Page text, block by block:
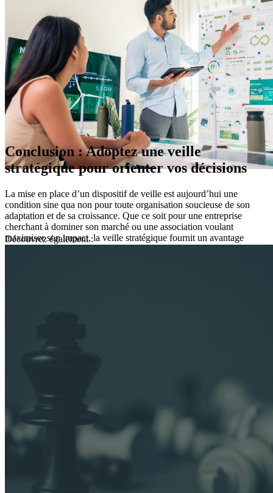
Conclusion : Adoptez une veille
stratégique pour orienter vos décisions
La mise en place d’un dispositif de veille est aujourd’hui une
condition sine qua non pour toute organisation soucieuse de son
adaptation et de sa croissance. Que ce soit pour une entreprise
cherchant à dominer son marché ou une association voulant
maximiser son impact, la veille stratégique fournit un avantage
Découvrez également :